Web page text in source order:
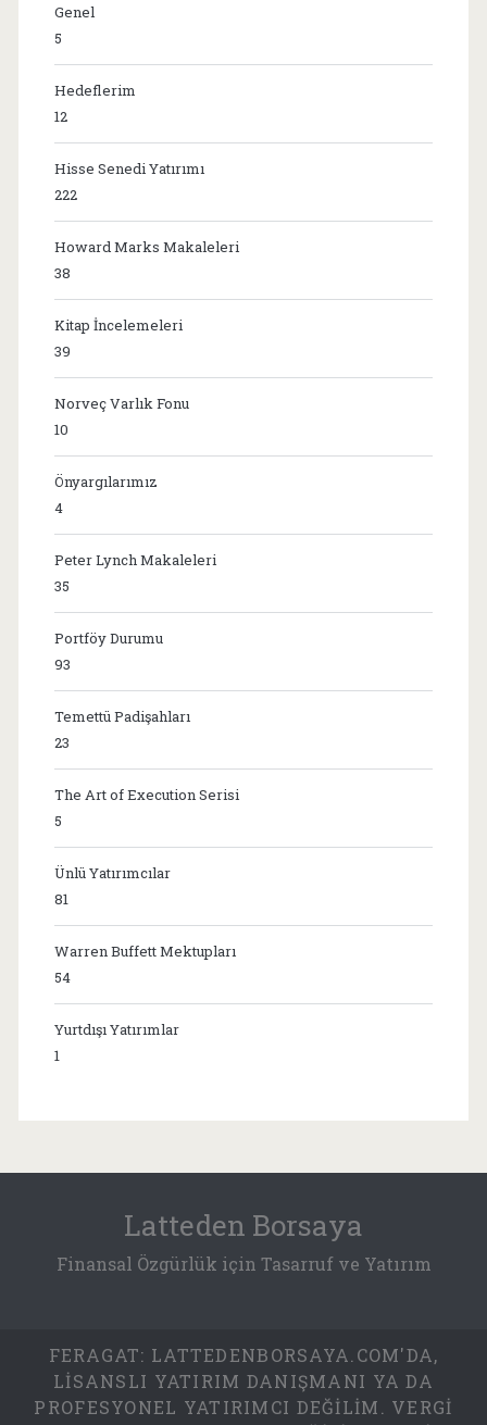
Genel
5
Hedeflerim
12
Hisse Senedi Yatırımı
222
Howard Marks Makaleleri
38
Kitap İncelemeleri
39
Norveç Varlık Fonu
10
Önyargılarımız
4
Peter Lynch Makaleleri
35
Portföy Durumu
93
Temettü Padişahları
23
The Art of Execution Serisi
5
Ünlü Yatırımcılar
81
Warren Buffett Mektupları
54
Yurtdışı Yatırımlar
1
Latteden Borsaya
Finansal Özgürlük için Tasarruf ve Yatırım
FERAGAT: LATTEDENBORSAYA.COM'DA,
LISANSLI YATIRIM DANIŞMANI YA DA
PROFESYONEL YATIRIMCI DEĞILIM. VERGI